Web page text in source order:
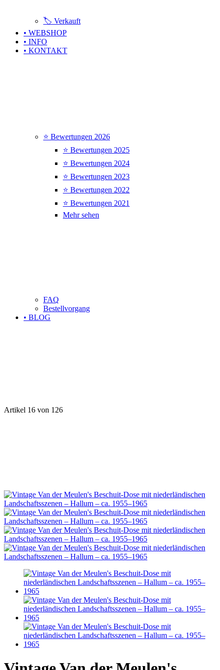
🏷️ Verkauft
• WEBSHOP
• INFO
• KONTAKT
⭐ Bewertungen 2026
⭐ Bewertungen 2025
⭐ Bewertungen 2024
⭐ Bewertungen 2023
⭐ Bewertungen 2022
⭐ Bewertungen 2021
Mehr sehen
FAQ
Bestellvorgang
• BLOG
Artikel 16 von 126